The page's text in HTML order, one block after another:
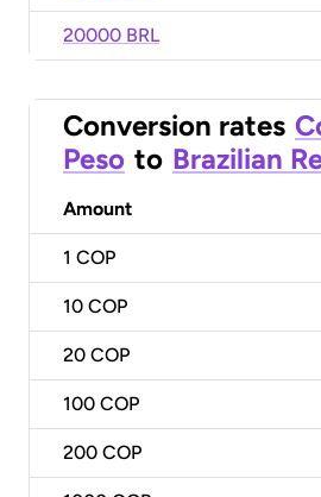
20000 BRL
Conversion rates
Peso to Brazilian
Amount
1 COP
10 COP
20 COP
100 COP
200 COP